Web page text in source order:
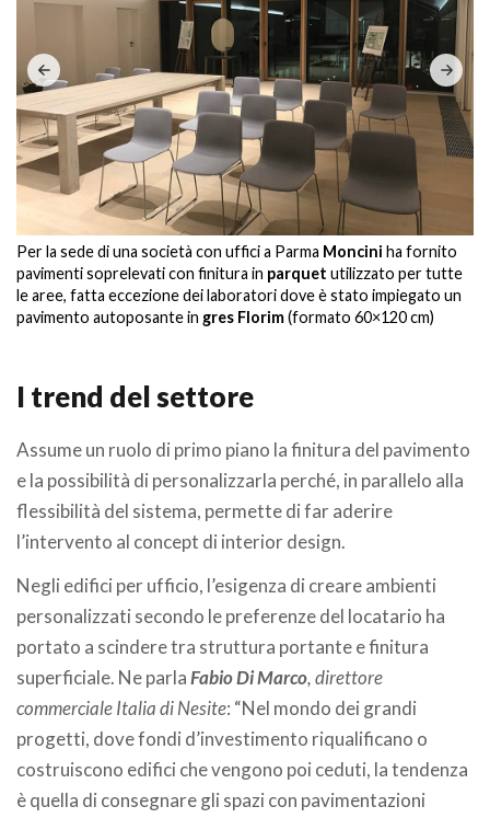
Per la sede di una società con uffici a Parma Moncini ha fornito
pavimenti soprelevati con finitura in parquet utilizzato per tutte
le aree, fatta eccezione dei laboratori dove è stato impiegato un
pavimento autoposante in gres Florim(formato 60×120 cm)
I trend del settore
Assume un ruolo di primo piano la finitura del pavimento
e la possibilità di personalizzarla perché, in parallelo alla
flessibilità del sistema, permette di far aderire
l’intervento al concept di interior design.
Negli edifici per ufficio, l’esigenza di creare ambienti
personalizzati secondo le preferenze del locatario ha
portato a scindere tra struttura portante e finitura
superficiale. Ne parlaFabio Di Marco, direttore
commerciale Italia di Nesite: “Nel mondo dei grandi
progetti, dove fondi d’investimento riqualificano o
costruiscono edifici che vengono poi ceduti, la tendenza
è quella di consegnare gli spazi con pavimentazioni